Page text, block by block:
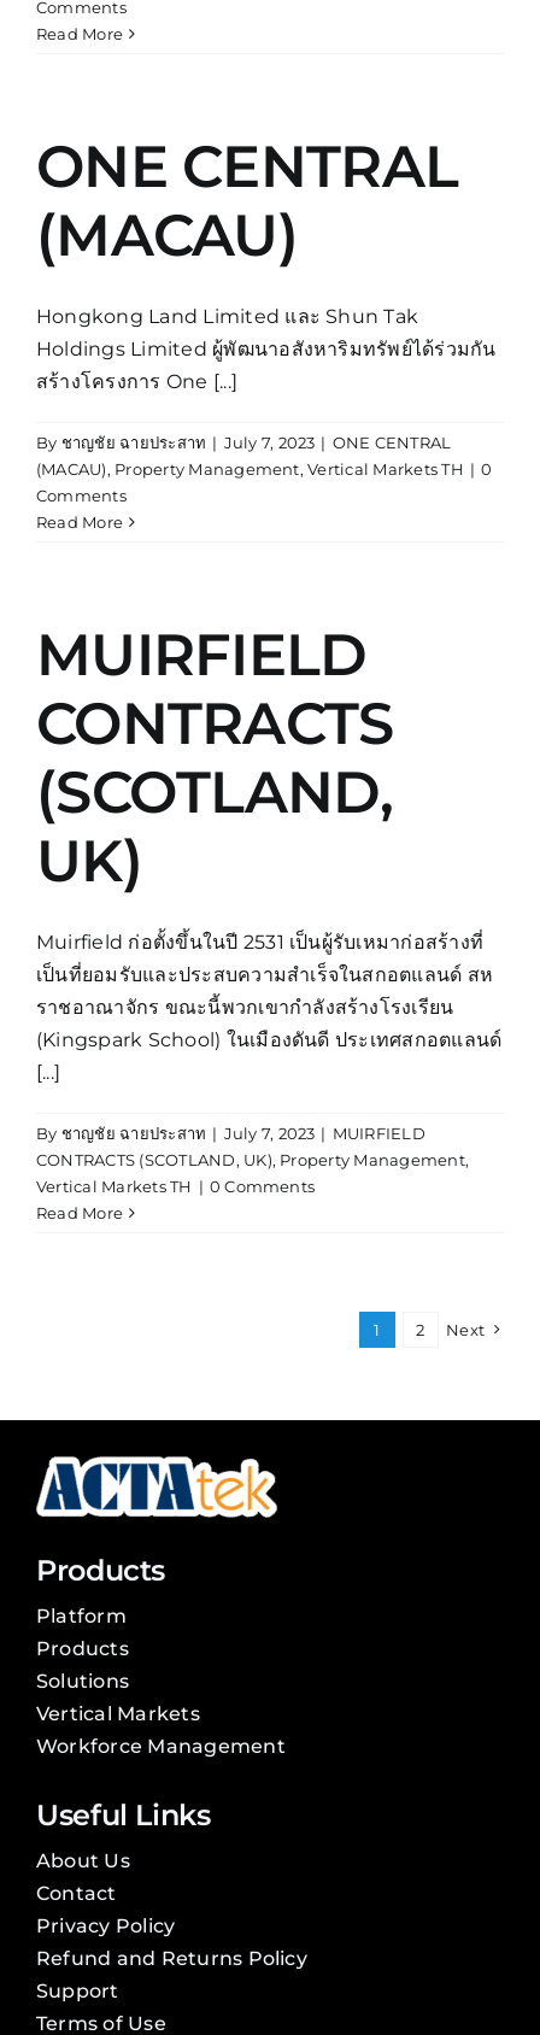
Comments
Read More
ONE CENTRAL
(MACAU)
Hongkong Land Limited และ Shun Tak
Holdings Limited ผู้พัฒนาอสังหาริมทรัพย์ได้ร่วมกัน
สร้างโครงการ One [...]
By ชาญชัย ฉายประสาท | July 7, 2023 | ONE CENTRAL
(MACAU), Property Management,Vertical Markets TH | 0
Comments
Read More
MUIRFIELD
CONTRACTS
(SCOTLAND,
UK)
Muirfield ก่อตั้งขึ้นในปี 2531 เป็นผู้รับเหมาก่อสร้างที่
เป็นที่ยอมรับและประสบความสำเร็จในสกอตแลนด์ สห
ราชอาณาจักร ขณะนี้พวกเขากำลังสร้างโรงเรียน
(Kingspark School) ในเมืองดันดี ประเทศสกอตแลนด์
[...]
By ชาญชัย ฉายประสาท | July 7, 2023 | MUIRFIELD
CONTRACTS (SCOTLAND, UK), Property Management,
Vertical Markets TH | 0 Comments
Read More
1 2 Next
Products
Platform
Products
Solutions
Vertical Markets
Workforce Management
Useful Links
About Us
Contact
Privacy Policy
Refund and Returns Policy
Support
Terms of Use